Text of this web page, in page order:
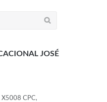
JOSÉ
X5008 CPC,